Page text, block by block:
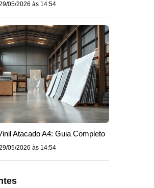
05/2026 às 14:54
Atacado A4: Guia Completo
05/2026 às 14:54